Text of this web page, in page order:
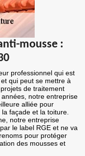
mousse :
professionnel qui est
qui peut se mettre à
de traitement
notre entreprise
alliée pour
façade et la toiture.
notre entreprise
le label RGE et ne va
pour protéger
des mousses et